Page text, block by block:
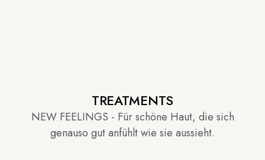
TREATMENTS
NEW FEELINGS - Für schöne Haut, die sich
genauso gut anfühlt wie sie aussieht.